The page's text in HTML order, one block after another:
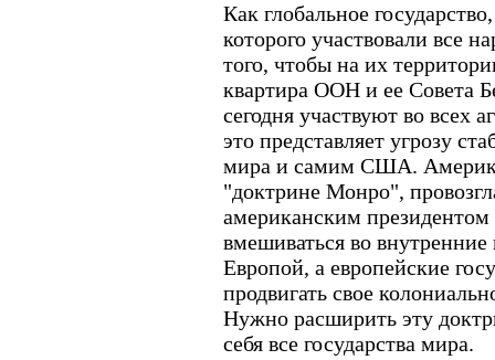
Как глобальное
которого участвовали все
того, чтобы на их
квартира ООН и ее Совета
сегодня участвуют во всех
это представляет угрозу
мира и самим США.
"доктрине Монро",
американским
вмешиваться во
Европой, а европейские
продвигать свое
Нужно расширить эту
себя все государства мира.